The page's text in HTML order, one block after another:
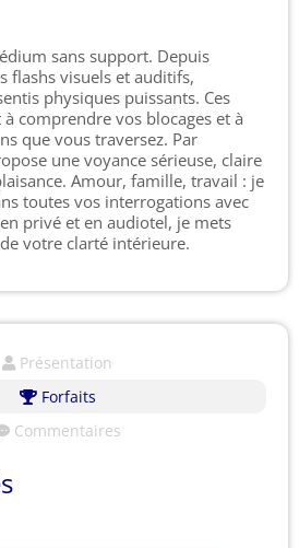
sans support. Depuis
flashs visuels et auditifs,
physiques puissants. Ces
comprendre vos blocages et à
que vous traversez. Par
une voyance sérieuse, claire
Amour, famille, travail : je
toutes vos interrogations avec
privé et en audiotel, je mets
votre clarté intérieure.
Présentation
Forfaits
Commentaires